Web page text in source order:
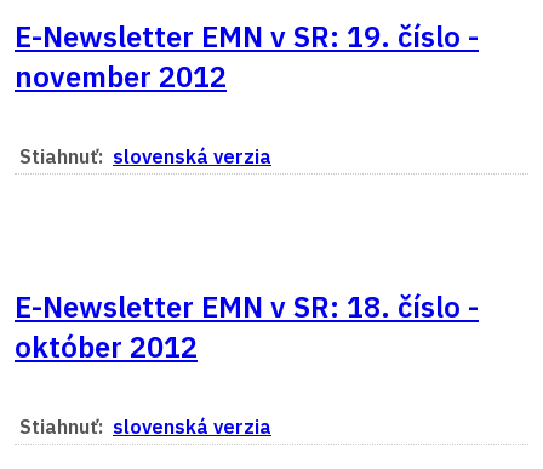
E-Newsletter EMN v SR: 19. číslo -
november 2012
Stiahnuť: slovenská verzia
E-Newsletter EMN v SR: 18. číslo -
október 2012
Stiahnuť: slovenská verzia